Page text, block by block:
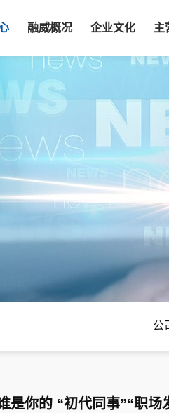
融威概况 企业文化 主
公
是你的 “初代同事”“职